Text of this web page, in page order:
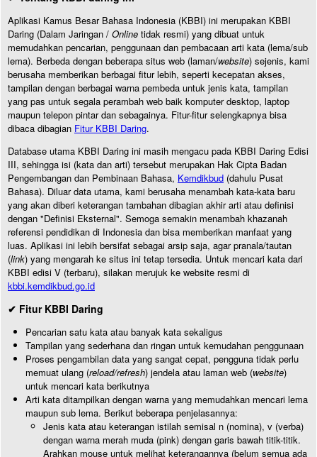
Aplikasi Kamus Besar Bahasa Indonesia (KBBI) ini merupakan KBBI
Daring (Dalam Jaringan / Online tidak resmi) yang dibuat untuk
memudahkan pencarian, penggunaan dan pembacaan arti kata (lema/sub
lema). Berbeda dengan beberapa situs web (laman/website) sejenis, kami
berusaha memberikan berbagai fitur lebih, seperti kecepatan akses,
tampilan dengan berbagai warna pembeda untuk jenis kata, tampilan
yang pas untuk segala perambah web baik komputer desktop, laptop
maupun telepon pintar dan sebagainya. Fitur-fitur selengkapnya bisa
dibaca dibagian Fitur KBBI Daring.
Database utama KBBI Daring ini masih mengacu pada KBBI Daring Edisi
III, sehingga isi (kata dan arti) tersebut merupakan Hak Cipta Badan
Pengembangan dan Pembinaan Bahasa, Kemdikbud (dahulu Pusat
Bahasa). Diluar data utama, kami berusaha menambah kata-kata baru
yang akan diberi keterangan tambahan dibagian akhir arti atau definisi
dengan "Definisi Eksternal". Semoga semakin menambah khazanah
referensi pendidikan di Indonesia dan bisa memberikan manfaat yang
luas. Aplikasi ini lebih bersifat sebagai arsip saja, agar pranala/tautan
(link) yang mengarah ke situs ini tetap tersedia. Untuk mencari kata dari
KBBI edisi V (terbaru), silakan merujuk ke website resmi di
kbbi.kemdikbud.go.id
✔ Fitur KBBI Daring
Pencarian satu kata atau banyak kata sekaligus
Tampilan yang sederhana dan ringan untuk kemudahan penggunaan
Proses pengambilan data yang sangat cepat, pengguna tidak perlu
memuat ulang (reload/refresh) jendela atau laman web (website)
untuk mencari kata berikutnya
Arti kata ditampilkan dengan warna yang memudahkan mencari lema
maupun sub lema. Berikut beberapa penjelasannya:
Jenis kata atau keterangan istilah semisal n (nomina), v (verba)
dengan warna merah muda (pink) dengan garis bawah titik-titik.
Arahkan mouse untuk melihat keterangannya (belum semua ada